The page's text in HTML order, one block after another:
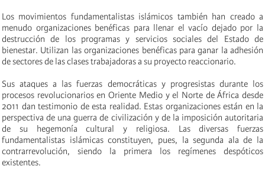
Los movimientos fundamentalistas islámicos también han creado a
menudo organizaciones benéficas para llenar el vacío dejado por la
destrucción de los programas y servicios sociales del Estado de
bienestar. Utilizan las organizaciones benéficas para ganar la adhesión
de sectores de las clases trabajadoras a su proyecto reaccionario.
Sus ataques a las fuerzas democráticas y progresistas durante los
procesos revolucionarios en Oriente Medio y el Norte de África desde
2011 dan testimonio de esta realidad. Estas organizaciones están en la
perspectiva de una guerra de civilización y de la imposición autoritaria
de su hegemonía cultural y religiosa. Las diversas fuerzas
fundamentalistas islámicas constituyen, pues, la segunda ala de la
contrarrevolución, siendo la primera los regímenes despóticos
existentes.